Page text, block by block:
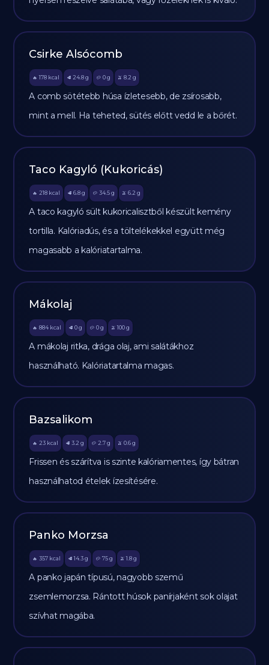
Csirke Alsócomb
🔥 178 kcal 🥩 24.8 g 🥔 0g 🫒 8.2 g
A comb sötétebb húsa ízletesebb, de zsírosabb,
mint a mell. Ha teheted, sütés előtt vedd le a bőrét.
Taco Kagyló (Kukoricás)
🔥 218 kcal 🥩 6.8 g 🥔 34.5g 🫒 6.2 g
A taco kagyló sült kukoricalisztből készült kemény
tortilla. Kalóriadús, és a töltelékekkel együtt még
magasabb a kalóriatartalma.
Mákolaj
🔥 884 kcal 🥩 0 g 🥔 0g 🫒 100 g
A mákolaj ritka, drága olaj, ami salátákhoz
használható. Kalóriatartalma magas.
Bazsalikom
🔥 23 kcal 🥩 3.2 g 🥔 2.7g 🫒 0.6 g
Frissen és szárítva is szinte kalóriamentes, így bátran
használhatod ételek ízesítésére.
Panko Morzsa
🔥 357 kcal 🥩 14.3 g 🥔 75g 🫒 1.8 g
A panko japán típusú, nagyobb szemű
zsemlemorzsa. Rántott húsok panírjaként sok olajat
szívhat magába.